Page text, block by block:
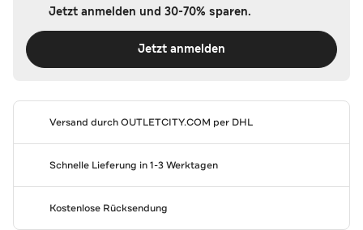
Jetzt anmelden und 30-70% sparen.
Jetzt anmelden
Versand durchOUTLETCITY.COM per DHL
Schnelle Lieferung in 1-3 Werktagen
Kostenlose Rücksendung